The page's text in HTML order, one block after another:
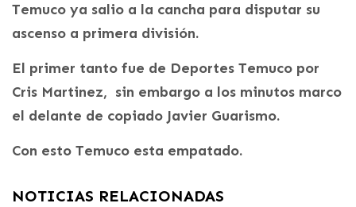
Temuco ya salio a la cancha para disputar su
ascenso a primera división.
El primer tanto fue de Deportes Temuco por
Cris Martinez, sin embargo a los minutos marco
el delante de copiado Javier Guarismo.
Con esto Temuco esta empatado.
NOTICIAS RELACIONADAS